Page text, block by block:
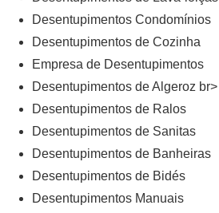
Desentupimentos Condomínios
Desentupimentos de Cozinha
Empresa de Desentupimentos
Desentupimentos de Algeroz br>
Desentupimentos de Ralos
Desentupimentos de Sanitas
Desentupimentos de Banheiras
Desentupimentos de Bidés
Desentupimentos Manuais